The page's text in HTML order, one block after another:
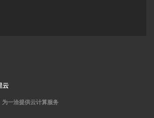
云
为一洽提供云计算服务